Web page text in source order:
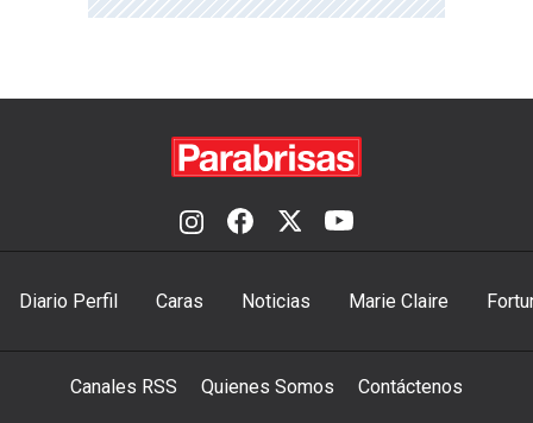
Diario Perfil Caras Noticias Marie Claire
Canales RSS Quienes Somos Contáctenos